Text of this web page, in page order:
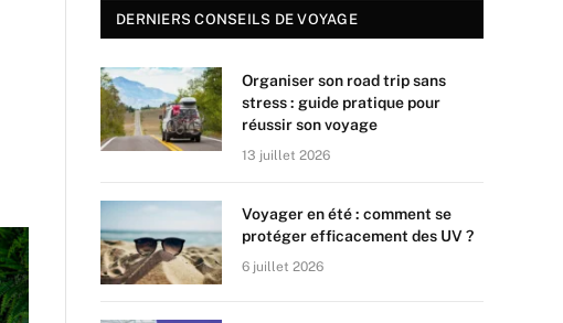
DERNIERS CONSEILS DE VOYAGE
Organiser son road trip sans
stress : guide pratique pour
réussir son voyage
13 juillet 2026
Voyager en été : comment se
protéger efficacement des UV ?
6 juillet 2026